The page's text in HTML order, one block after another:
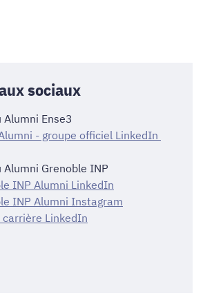
sociaux
Alumni Ense3
- groupe officiel LinkedIn
Alumni Grenoble INP
INP Alumni LinkedIn
INP Alumni Instagram
carrière LinkedIn